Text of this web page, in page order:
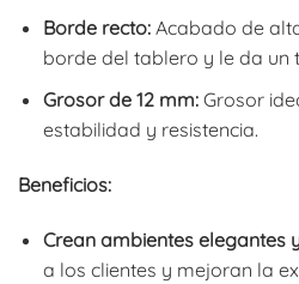
Borde recto:Acabado de
borde del tablero y le da un
Grosor de 12 mm:Grosor
estabilidad y resistencia.
Beneficios:
Crean ambientes elegantes
a los clientes y mejoran la